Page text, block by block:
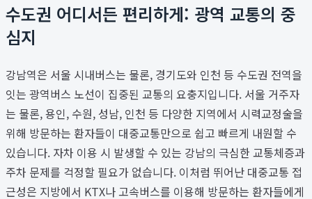
수도권 어디서든 편리하게: 광역 교통의 중
심지
강남역은 서울 시내버스는 물론, 경기도와 인천 등 수도권 전역을
잇는 광역버스 노선이 집중된 교통의 요충지입니다. 서울 거주자
는 물론, 용인, 수원, 성남, 인천 등 다양한 지역에서 시력교정술을
위해 방문하는 환자들이 대중교통만으로 쉽고 빠르게 내원할 수
있습니다. 자차 이용 시 발생할 수 있는 강남의 극심한 교통체증과
주차 문제를 걱정할 필요가 없습니다. 이처럼 뛰어난 대중교통 접
근성은 지방에서 KTX나 고속버스를 이용해 방문하는 환자들에게